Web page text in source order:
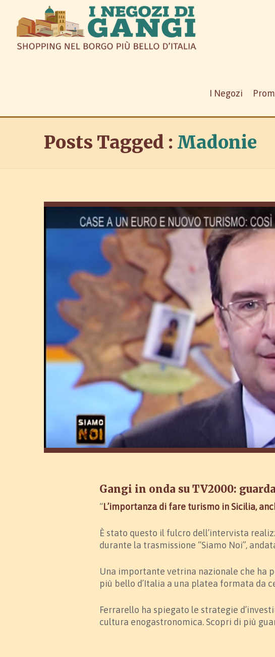
I Negozi
Posts Tagged : Madonie
Gangi in onda su TV2000:
“L’importanza di fare turismo in Sicilia,
È stato questo il fulcro dell’intervista
durante la trasmissione “Siamo Noi”,
Una importante vetrina nazionale che ha
più bello d’Italia a una platea formata da
Ferrarello ha spiegato le strategie
cultura enogastronomica. Scopri di più